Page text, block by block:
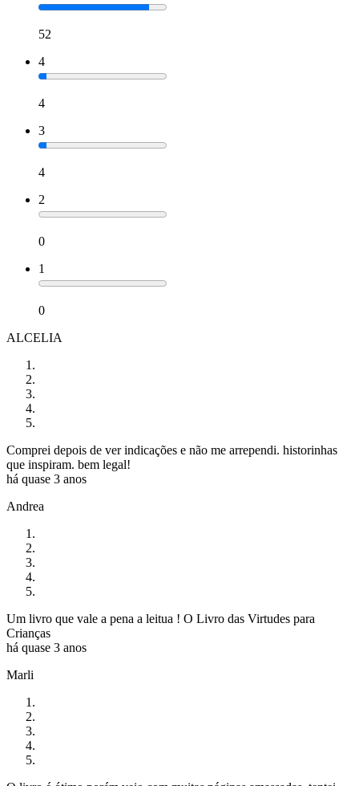
52
4
4
3
4
2
0
1
0
ALCELIA
Comprei depois de ver indicações e não me arrependi. historinhas
que inspiram. bem legal!
há quase 3 anos
Andrea
Um livro que vale a pena a leitua ! O Livro das Virtudes para
Crianças
há quase 3 anos
Marli